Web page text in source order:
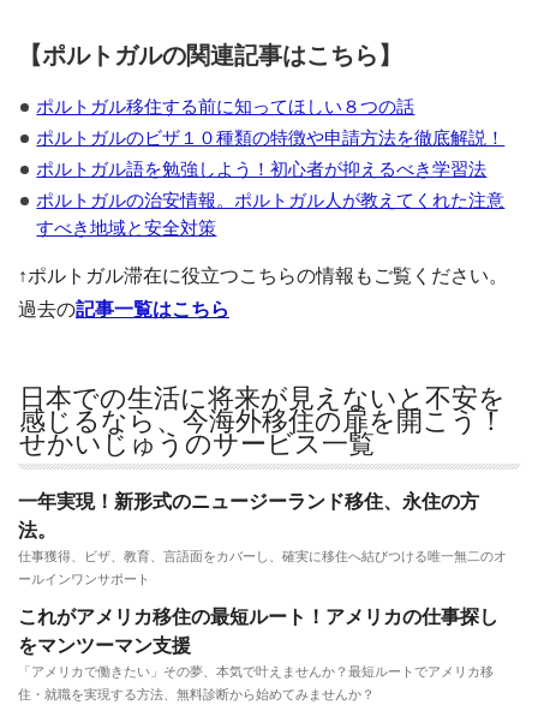
【ポルトガルの関連記事はこちら】
ポルトガル移住する前に知ってほしい８つの話
ポルトガルのビザ１０種類の特徴や申請方法を徹底解説！
ポルトガル語を勉強しよう！初心者が抑えるべき学習法
ポルトガルの治安情報。ポルトガル人が教えてくれた注意
すべき地域と安全対策
↑ポルトガル滞在に役立つこちらの情報もご覧ください。
過去の記事一覧はこちら
日本での生活に将来が見えないと不安を
感じるなら、今海外移住の扉を開こう！
せかいじゅうのサービス一覧
一年実現！新形式のニュージーランド移住、永住の方
法。
仕事獲得、ビザ、教育、言語面をカバーし、確実に移住へ結びつける唯一無二のオ
ールインワンサポート
これがアメリカ移住の最短ルート！アメリカの仕事探し
をマンツーマン支援
「アメリカで働きたい」その夢、本気で叶えませんか？最短ルートでアメリカ移
住・就職を実現する方法、無料診断から始めてみませんか？